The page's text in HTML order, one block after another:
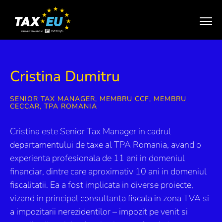
Cristina Dumitru
SENIOR TAX MANAGER, MEMBRU CCF, MEMBRU
CECCAR, TPA ROMANIA
Cristina este Senior Tax Manager in cadrul
departamentului de taxe al TPA Romania, avand o
experienta profesionala de 11 ani in domeniul
financiar, dintre care aproximativ 10 ani in domeniul
fiscalitatii. Ea a fost implicata in diverse proiecte,
vizand in principal consultanta fiscala in zona TVA si
a impozitarii nerezidentilor – impozit pe venit si